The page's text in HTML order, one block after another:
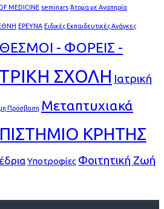
MEDICINE seminars Άτομα με Αναπηρία
ΕΡΕΥΝΑ Ειδικές Εκπαιδευτικές Ανάγκες
ΘΕΣΜΟΙ - ΦΟΡΕΙΣ -
ΣΧΟΛΗ Ιατρική
Πρόσβαση Μεταπτυχιακά
ΚΡΗΤΗΣ
Υποτροφίες Φοιτητική Ζωή